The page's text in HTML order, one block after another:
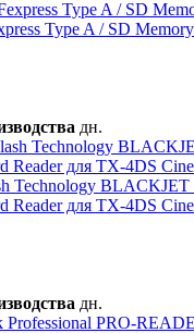
Type A / SD
дн.
Technology
Reader для TX-4DS
дн.